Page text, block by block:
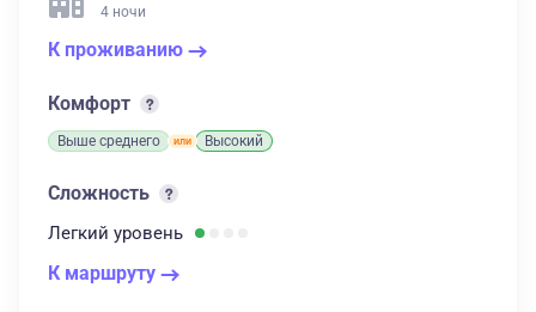
4 ночи
К проживанию
Комфорт
Выше среднего Высокий
Сложность
Легкий уровень
К маршруту